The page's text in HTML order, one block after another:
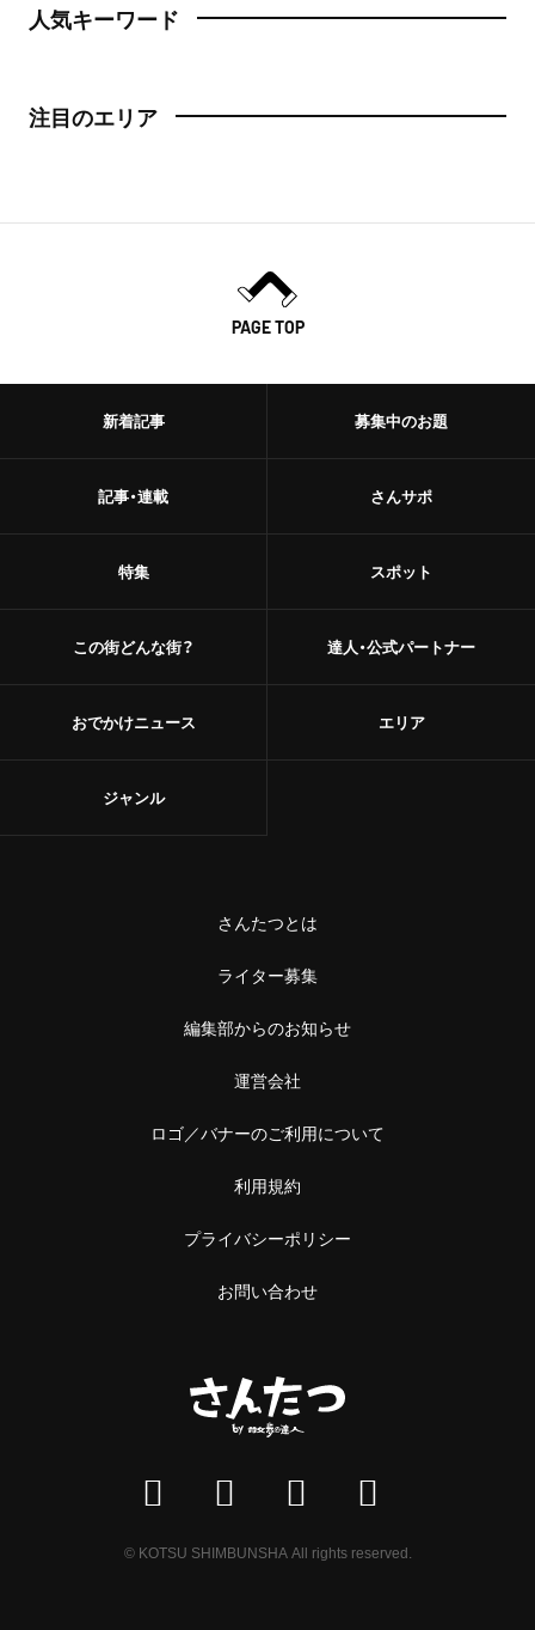
人気キーワード
注目のエリア
PAGE TOP
新着記事
記事・連載
特集
この街どんな街？
おでかけニュース
募集中のお題
さんサポ
スポット
達人・公式パートナー
エリア
ジャンル
さんたつとは
ライター募集
編集部からのお知らせ
運営会社
ロゴ／バナーのご利用について
利用規約
プライバシーポリシー
お問い合わせ
© KOTSU SHIMBUNSHA All rights reserved.